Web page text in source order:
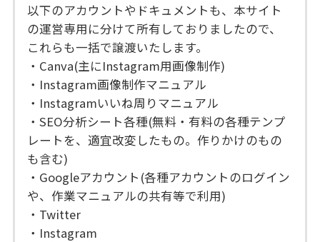
以下のアカウントやドキュメントも、本サイト
の運営専用に分けて所有しておりましたので、
これらも一括で譲渡いたします。
・Canva(主にInstagram用画像制作)
・Instagram画像制作マニュアル
・Instagramいいね周りマニュアル
・SEO分析シート各種(無料・有料の各種テンプ
レートを、適宜改変したもの。作りかけのもの
も含む)
・Googleアカウント(各種アカウントのログイン
や、作業マニュアルの共有等で利用)
・Twitter
・Instagram